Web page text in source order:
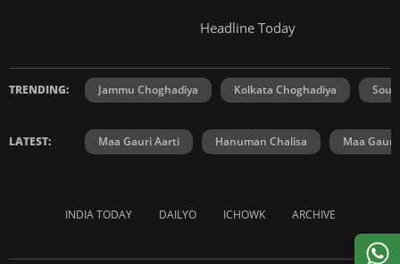
Headline Today
TRENDING: Jammu Choghadiya Kolkata Choghadiya
LATEST: Maa Gauri Aarti Hanuman Chalisa Maa Gauri
INDIA TODAY DAILYO ICHOWK ARCHIVE